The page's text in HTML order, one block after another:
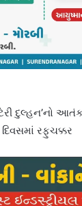
દુલ્હન’નો
રફુચક્કર